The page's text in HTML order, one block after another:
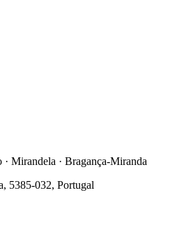
· Mirandela · Bragança-Miranda
5385-032, Portugal